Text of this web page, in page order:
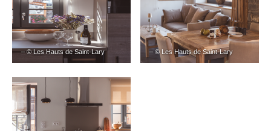
– © Les Hauts de Saint-Lary – © Les Hauts de Saint-Lary